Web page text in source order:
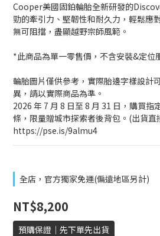
Cooper美國固鉑輪胎全新研發的
勁的牽引力、堅韌性和耐久力，輕鬆應
無可阻擋，盡顯越野宗師風範。
*此商品為單一零售價，不含安裝&定位
輪胎圖片僅供參考，實際胎邊字樣設計
異，請以實際商品為準。
2026 年 7 月 8 日至 8 月 31 日，購買指
條，限量贈城市探索者後背包。(出貨直
https://pse.is/9almu4
全店，官方獨家免運(偏遠地區另計)
NT$8,200
預購保證｜先下單先出貨